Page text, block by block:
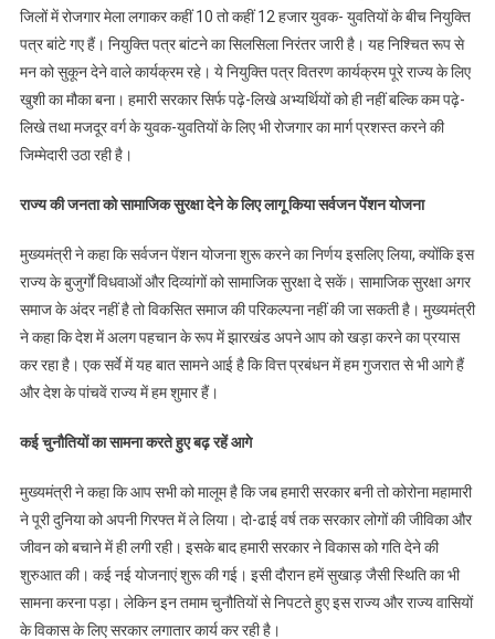
जिलों में रोजगार मेला लगाकर कहीं 10 तो कहीं 12 हजार युवक- युवतियों के बीच नियुक्ति
पत्र बांटे गए हैं। नियुक्ति पत्र बांटने का सिलसिला निरंतर जारी है। यह निश्चित रूप से
मन को सुकून देने वाले कार्यक्रम रहे। ये नियुक्ति पत्र वितरण कार्यक्रम पूरे राज्य के लिए
खुशी का मौका बना। हमारी सरकार सिर्फ पढ़े-लिखे अभ्यर्थियों को ही नहीं बल्कि कम पढ़े-
लिखे तथा मजदूर वर्ग के युवक-युवतियों के लिए भी रोजगार का मार्ग प्रशस्त करने की
जिम्मेदारी उठा रही है।
राज्य की जनता को सामाजिक सुरक्षा देने के लिए लागू किया सर्वजन पेंशन योजना
मुख्यमंत्री ने कहा कि सर्वजन पेंशन योजना शुरू करने का निर्णय इसलिए लिया, क्योंकि इस
राज्य के बुजुर्गों विधवाओं और दिव्यांगों को सामाजिक सुरक्षा दे सकें। सामाजिक सुरक्षा अगर
समाज के अंदर नहीं है तो विकसित समाज की परिकल्पना नहीं की जा सकती है। मुख्यमंत्री
ने कहा कि देश में अलग पहचान के रूप में झारखंड अपने आप को खड़ा करने का प्रयास
कर रहा है। एक सर्वे में यह बात सामने आई है कि वित्त प्रबंधन में हम गुजरात से भी आगे हैं
और देश के पांचवें राज्य में हम शुमार हैं।
कई चुनौतियों का सामना करते हुए बढ़ रहें आगे
मुख्यमंत्री ने कहा कि आप सभी को मालूम है कि जब हमारी सरकार बनी तो कोरोना महामारी
ने पूरी दुनिया को अपनी गिरफ्त में ले लिया। दो-ढाई वर्ष तक सरकार लोगों की जीविका और
जीवन को बचाने में ही लगी रही। इसके बाद हमारी सरकार ने विकास को गति देने की
शुरुआत की। कई नई योजनाएं शुरू की गई। इसी दौरान हमें सुखाड़ जैसी स्थिति का भी
सामना करना पड़ा। लेकिन इन तमाम चुनौतियों से निपटते हुए इस राज्य और राज्य वासियों
के विकास के लिए सरकार लगातार कार्य कर रही है।